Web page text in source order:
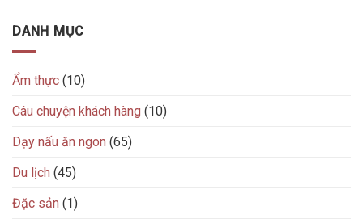
DANH MỤC
Ẩm thực (10)
Câu chuyện khách hàng (10)
Dạy nấu ăn ngon (65)
Du lịch (45)
Đặc sản (1)